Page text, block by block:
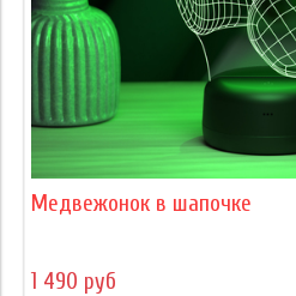
Медвежонок в шапочке
1 490 руб